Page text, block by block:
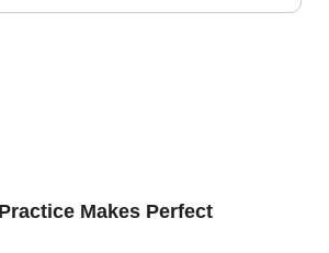
Practice Makes Perfect